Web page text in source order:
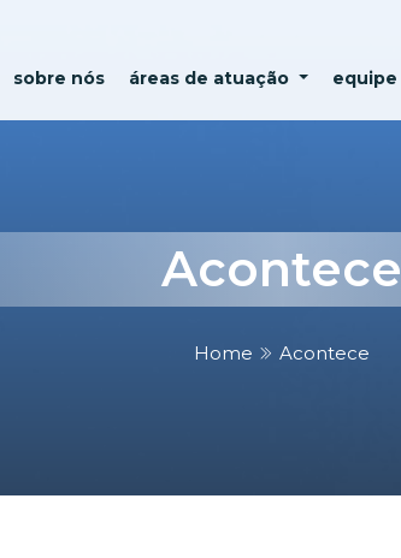
sobre nós áreas de atuação equipe
Acontece
Home Acontece